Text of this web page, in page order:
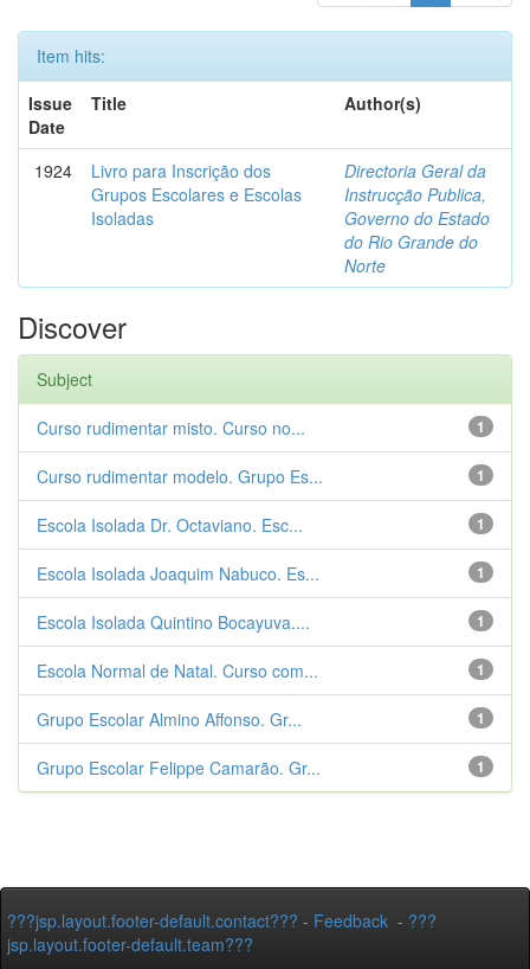
Item hits:
Issue
Date
Title Author(s)
1924
Livro para Inscrição dos
Grupos Escolares e Escolas
Isoladas
Directoria Geral da
Instrucção Publica,
Governo do Estado
do Rio Grande do
Norte
Discover
Subject
1
Curso rudimentar misto. Curso no...
1
Curso rudimentar modelo. Grupo Es...
1
Escola Isolada Dr. Octaviano. Esc...
1
Escola Isolada Joaquim Nabuco. Es...
1
Escola Isolada Quintino Bocayuva....
1
Escola Normal de Natal. Curso com...
1
Grupo Escolar Almino Affonso. Gr...
1
Grupo Escolar Felippe Camarão. Gr...
???jsp.layout.footer-default.contact??? - Feedback - ???
jsp.layout.footer-default.team???